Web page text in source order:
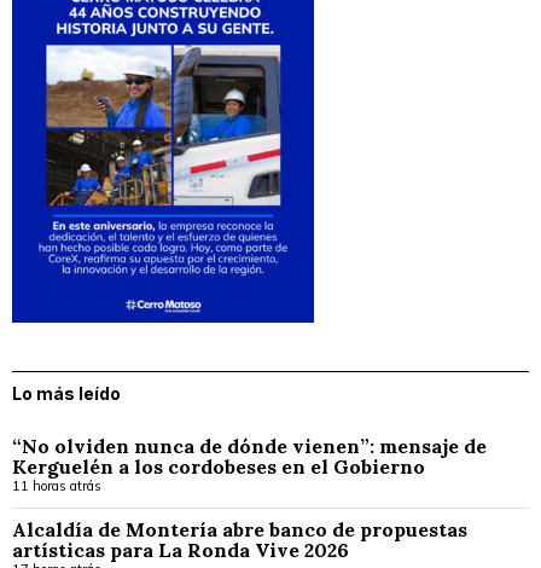
Lo más leído
“No olviden nunca de dónde vienen”: mensaje de
Kerguelén a los cordobeses en el Gobierno
11 horas atrás
Alcaldía de Montería abre banco de propuestas
artísticas para La Ronda Vive 2026